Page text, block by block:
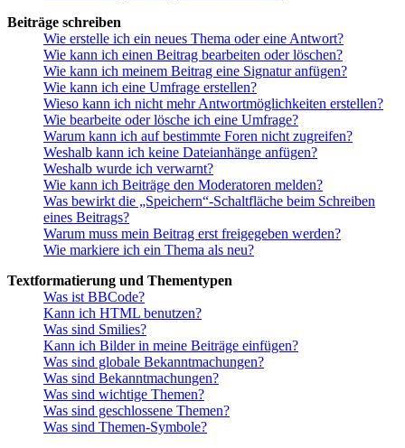
Beiträge schreiben
Wie erstelle ich ein neues Thema oder eine Antwort?
Wie kann ich einen Beitrag bearbeiten oder löschen?
Wie kann ich meinem Beitrag eine Signatur anfügen?
Wie kann ich eine Umfrage erstellen?
Wieso kann ich nicht mehr Antwortmöglichkeiten erstellen?
Wie bearbeite oder lösche ich eine Umfrage?
Warum kann ich auf bestimmte Foren nicht zugreifen?
Weshalb kann ich keine Dateianhänge anfügen?
Weshalb wurde ich verwarnt?
Wie kann ich Beiträge den Moderatoren melden?
Was bewirkt die „Speichern“-Schaltfläche beim Schreiben
eines Beitrags?
Warum muss mein Beitrag erst freigegeben werden?
Wie markiere ich ein Thema als neu?
Textformatierung und Thementypen
Was ist BBCode?
Kann ich HTML benutzen?
Was sind Smilies?
Kann ich Bilder in meine Beiträge einfügen?
Was sind globale Bekanntmachungen?
Was sind Bekanntmachungen?
Was sind wichtige Themen?
Was sind geschlossene Themen?
Was sind Themen-Symbole?